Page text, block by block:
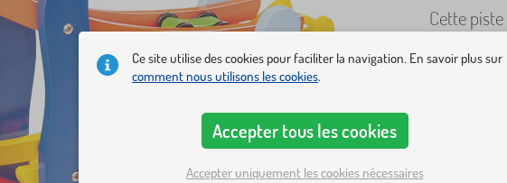
Cette
en
piste de
Ce site utilise des cookies pour faciliter la navigation. En savoir plus sur
comment nous utilisons les cookies.
Accepter tous les cookies
Accepter uniquement les cookies nécessaires